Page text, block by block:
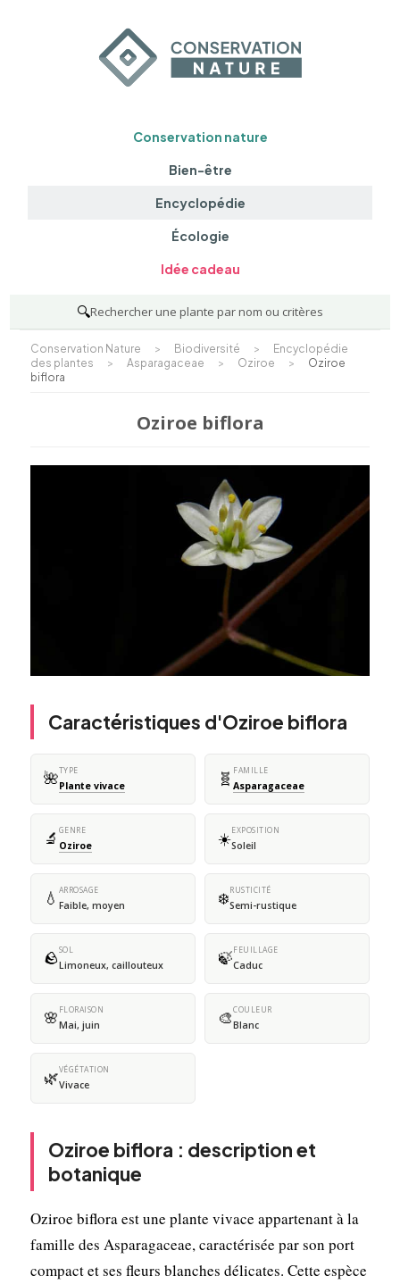
Conservation nature
Bien-être
Encyclopédie
Écologie
Idée cadeau
🔍Rechercher une plante par nom ou critères
Conservation Nature > Biodiversité >
Encyclopédie
des plantes
> Asparagaceae > Oziroe >
Oziroe
biflora
Oziroe biflora
Caractéristiques d'Oziroe biflora
🌺TYPE
Plante vivace 🧬 FAMILLE
Asparagaceae
🔬 GENRE
Oziroe ☀️EXPOSITION
Soleil
💧 ARROSAGE
Faible, moyen ❄️RUSTICITÉ
Semi-rustique
🪨SOL
Limoneux, caillouteux 🍃FEUILLAGE
Caduc
🌸 FLORAISON
Mai, juin 🎨COULEUR
Blanc
🌿VÉGÉTATION
Vivace
Oziroe biflora : description et
botanique
Oziroe biflora est une plante vivace appartenant à la
famille des Asparagaceae, caractérisée par son port
compact et ses fleurs blanches délicates. Cette espèce